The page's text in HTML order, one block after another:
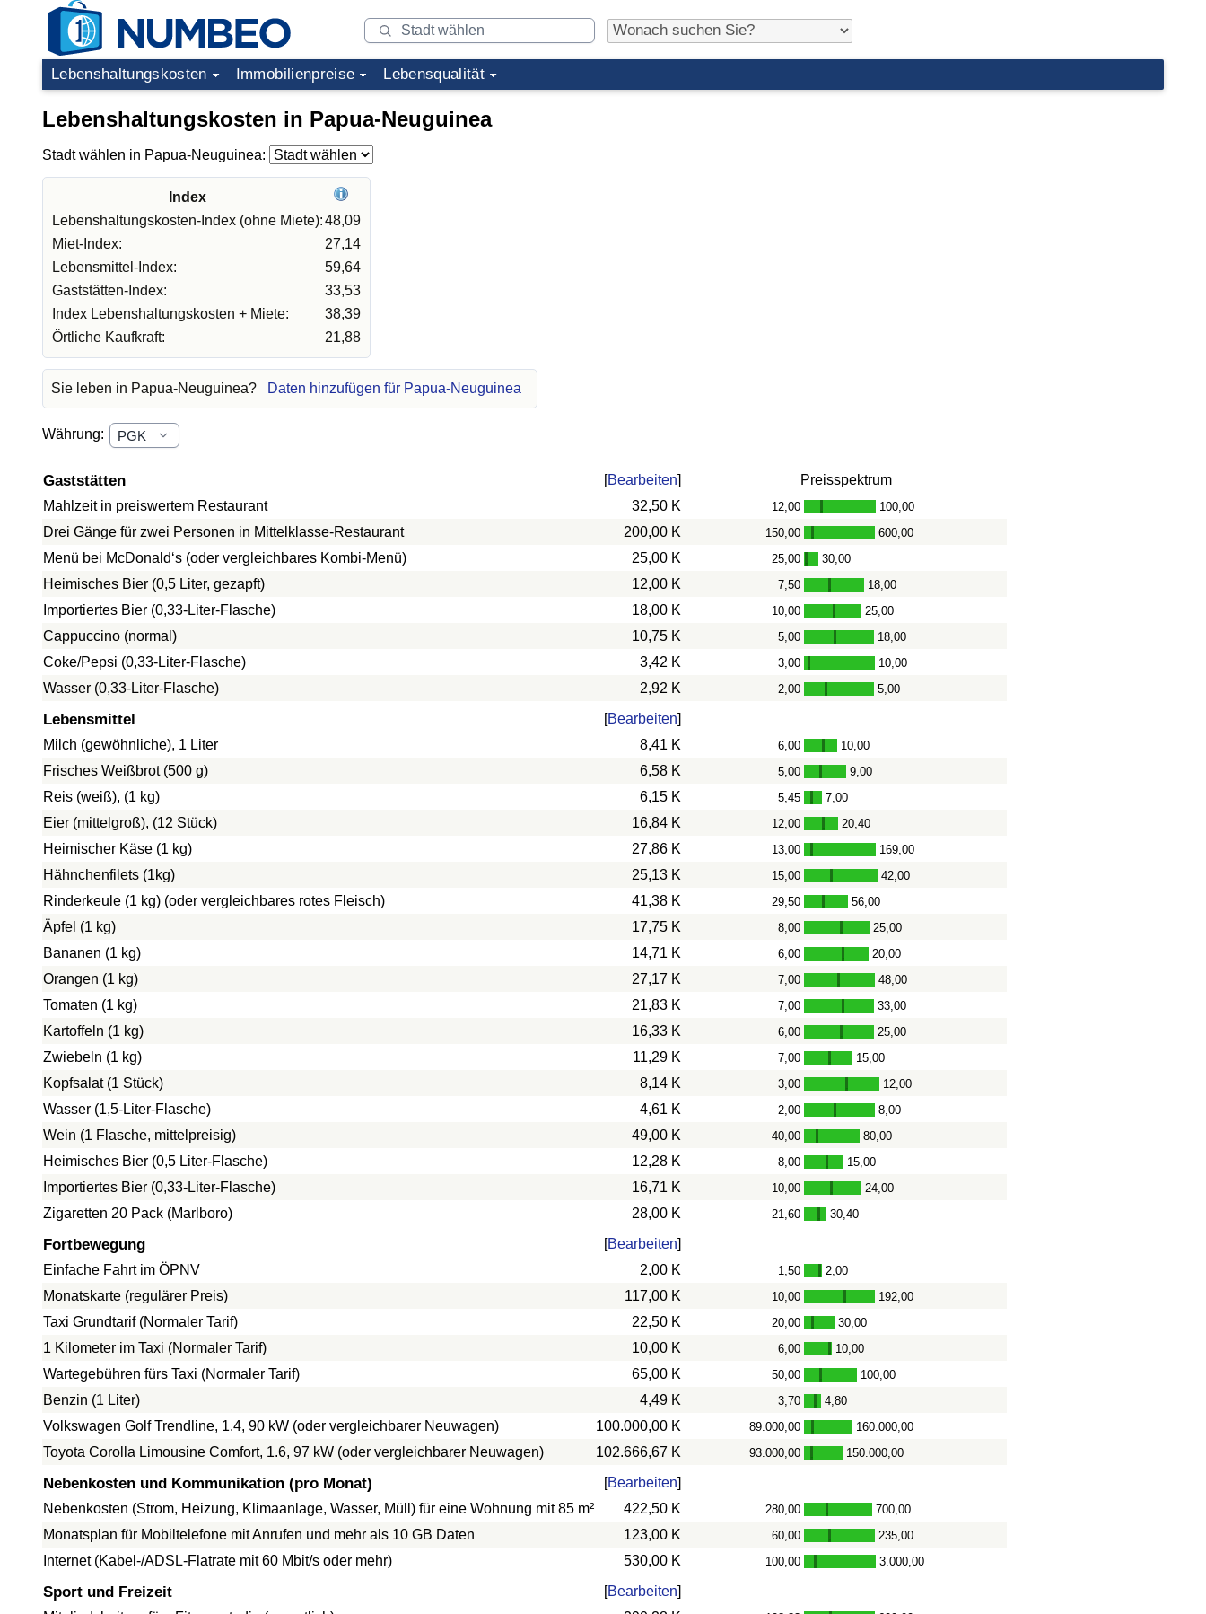
Lebenshaltungskosten Immobilienpreise Lebensqualität
Lebenshaltungskosten in Papua-Neuguinea
Stadt wählen in Papua-Neuguinea:
Index
Lebenshaltungskosten-Index (ohne Miete):48,09
Miet-Index:
27,14
Lebensmittel-Index:
59,64
Gaststätten-Index:
33,53
Index Lebenshaltungskosten + Miete:
38,39
Örtliche Kaufkraft:
21,88
Sie leben in Papua-Neuguinea? Daten hinzufügen für Papua-Neuguinea
Währung:
Gaststätten [Bearbeiten]
Preisspektrum
Mahlzeit in preiswertem Restaurant
32,50 K 12,00 - 100,00
Drei Gänge für zwei Personen in Mittelklasse-Restaurant 200,00 K 150,00 - 600,00
Menü bei McDonald‘s (oder vergleichbares Kombi-Menü) 25,00 K 25,00 - 30,00
Heimisches Bier (0,5 Liter, gezapft) 12,00 K 7,50 - 18,00
Importiertes Bier (0,33-Liter-Flasche) 18,00 K 10,00 - 25,00
Cappuccino (normal) 10,75 K 5,00 - 18,00
Coke/Pepsi (0,33-Liter-Flasche) 3,42 K 3,00 - 10,00
Wasser (0,33-Liter-Flasche) 2,92 K 2,00 - 5,00
Lebensmittel [Bearbeiten]
Milch (gewöhnliche), 1 Liter
8,41 K 6,00 - 10,00
Frisches Weißbrot (500 g) 6,58 K 5,00 - 9,00
Reis (weiß), (1 kg) 6,15 K 5,45 - 7,00
Eier (mittelgroß), (12 Stück) 16,84 K 12,00 - 20,40
Heimischer Käse (1 kg) 27,86 K 13,00 - 169,00
Hähnchenfilets (1kg) 25,13 K 15,00 - 42,00
Rinderkeule (1 kg) (oder vergleichbares rotes Fleisch) 41,38 K 29,50 - 56,00
Äpfel (1 kg) 17,75 K 8,00 - 25,00
Bananen (1 kg) 14,71 K 6,00 - 20,00
Orangen (1 kg) 27,17 K 7,00 - 48,00
Tomaten (1 kg) 21,83 K 7,00 - 33,00
Kartoffeln (1 kg) 16,33 K 6,00 - 25,00
Zwiebeln (1 kg) 11,29 K 7,00 - 15,00
Kopfsalat (1 Stück) 8,14 K 3,00 - 12,00
Wasser (1,5-Liter-Flasche) 4,61 K 2,00 - 8,00
Wein (1 Flasche, mittelpreisig) 49,00 K 40,00 - 80,00
Heimisches Bier (0,5 Liter-Flasche) 12,28 K 8,00 - 15,00
Importiertes Bier (0,33-Liter-Flasche) 16,71 K 10,00 - 24,00
Zigaretten 20 Pack (Marlboro) 28,00 K 21,60 - 30,40
Fortbewegung [Bearbeiten]
Einfache Fahrt im ÖPNV
2,00 K 1,50 - 2,00
Monatskarte (regulärer Preis) 117,00 K 10,00 - 192,00
Taxi Grundtarif (Normaler Tarif) 22,50 K 20,00 - 30,00
1 Kilometer im Taxi (Normaler Tarif) 10,00 K 6,00 - 10,00
Wartegebühren fürs Taxi (Normaler Tarif) 65,00 K 50,00 - 100,00
Benzin (1 Liter) 4,49 K 3,70 - 4,80
Volkswagen Golf Trendline, 1.4, 90 kW (oder vergleichbarer Neuwagen) 100.000,00 K 89.000,00 - 160.000,00
Toyota Corolla Limousine Comfort, 1.6, 97 kW (oder vergleichbarer Neuwagen) 102.666,67 K 93.000,00 - 150.000,00
Nebenkosten und Kommunikation (pro Monat) [Bearbeiten]
Nebenkosten (Strom, Heizung, Klimaanlage, Wasser, Müll) für eine Wohnung mit 85 m²
422,50 K 280,00 - 700,00
Monatsplan für Mobiltelefone mit Anrufen und mehr als 10 GB Daten 123,00 K 60,00 - 235,00
Internet (Kabel-/ADSL-Flatrate mit 60 Mbit/s oder mehr) 530,00 K 100,00 - 3.000,00
Sport und Freizeit [Bearbeiten]